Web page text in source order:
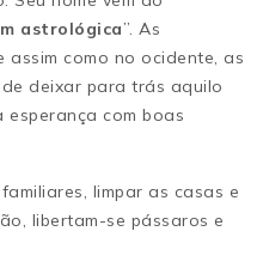
astrológica”. As
como no ocidente, as
deixar para trás aquilo
com boas
limpar as casas e
libertam-se pássaros e